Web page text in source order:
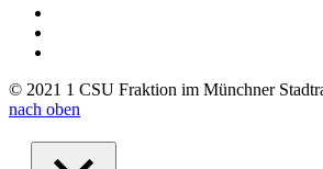
© 2021 1 CSU Fraktion im Münchner
nach oben